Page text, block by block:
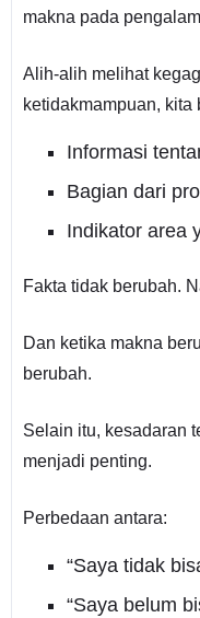
makna pada
Alih-alih melihat
ketidakmampuan,
Informasi
Bagian dari
Indikator area
Fakta tidak berubah.
Dan ketika makna
berubah.
Selain itu, kesadaran
menjadi penting.
Perbedaan antara:
“Saya tidak
“Saya belum